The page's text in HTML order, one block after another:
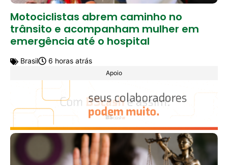
Motociclistas abrem caminho no
trânsito e acompanham mulher em
emergência até o hospital
Brasil 6 horas atrás
Apoio